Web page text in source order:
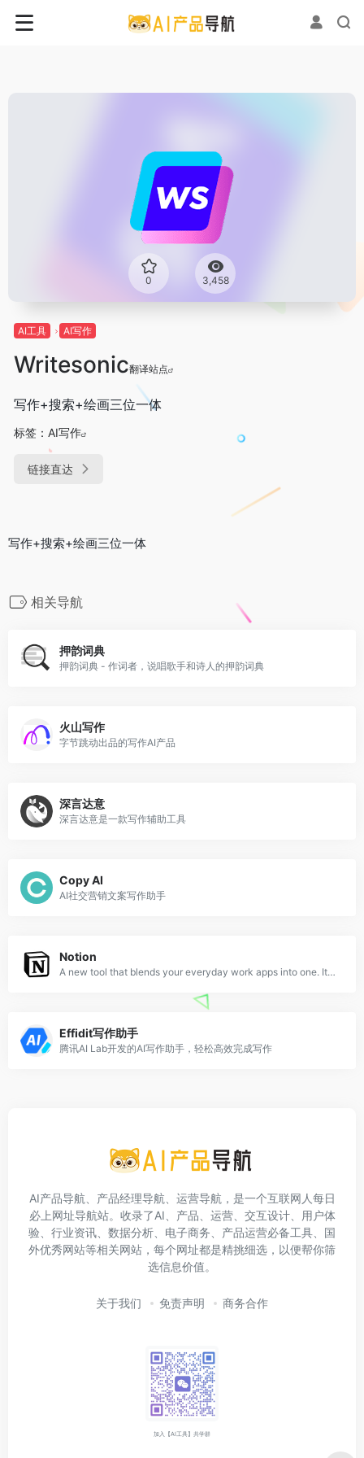
0 3,458
AI工具 AI写作
Writesonic翻译站点
写作+搜索+绘画三位一体
标签： AI写作
链接直达
写作+搜索+绘画三位一体
相关导航
押韵词典
押韵词典 - 作词者，说唱歌手和诗人的押韵词典
火山写作
字节跳动出品的写作AI产品
深言达意
深言达意是一款写作辅助工具
Copy AI
AI社交营销文案写作助手
Notion
A new tool that blends your everyday work apps into one. It&#x27;s the all-in-one workspace for you and your team.
Effidit写作助手
腾讯AI Lab开发的AI写作助手，轻松高效完成写作
AI产品导航、产品经理导航、运营导航，是一个互联网人每日
必上网址导航站。收录了AI、产品、运营、交互设计、用户体
验、行业资讯、数据分析、电子商务、产品运营必备工具、国
外优秀网站等相关网站，每个网址都是精挑细选，以便帮你筛
选信息价值。
关于我们 免责声明 商务合作
加入【AI工具】共学群